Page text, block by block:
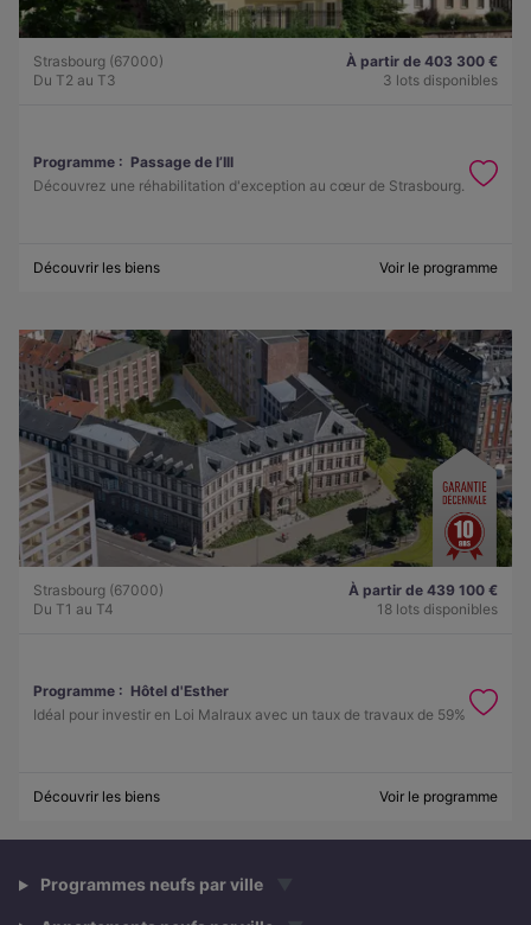
Strasbourg (67000)
Du T2 au T3
À partir de 403 300 €
3 lots disponibles
Programme : Passage de l’Ill
Découvrez une réhabilitation d'exception au cœur de Strasbourg.
Découvrir les biens Voir le programme
Strasbourg (67000)
Du T1 au T4
À partir de 439 100 €
18 lots disponibles
Programme : Hôtel d'Esther
Idéal pour investir en Loi Malraux avec un taux de travaux de 59%
Découvrir les biens Voir le programme
Programmes neufs par ville